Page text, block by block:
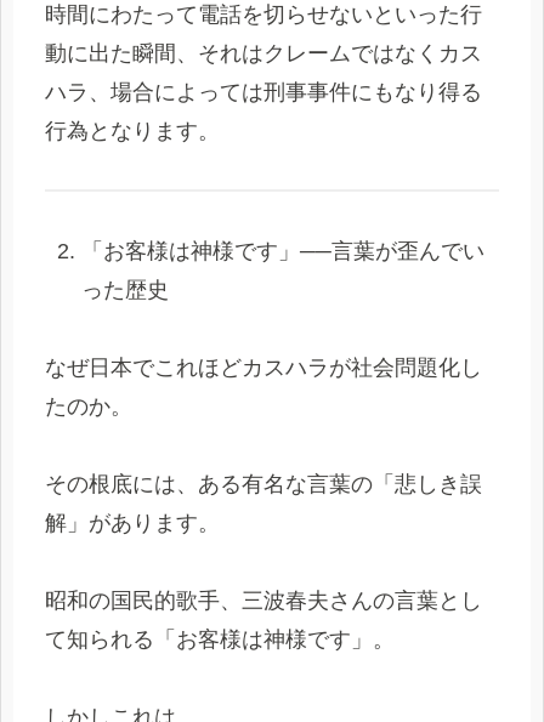
時間にわたって電話を切らせないといった行
動に出た瞬間、それはクレームではなくカス
ハラ、場合によっては刑事事件にもなり得る
行為となります。
「お客様は神様です」──言葉が歪んでい
った歴史
なぜ日本でこれほどカスハラが社会問題化し
たのか。
その根底には、ある有名な言葉の「悲しき誤
解」があります。
昭和の国民的歌手、三波春夫さんの言葉とし
て知られる「お客様は神様です」。